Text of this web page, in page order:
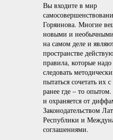
Вы входите в мир
Горяинова. Многие
новыми и
на самом деле и
пространстве
правила, которые
следовать
пытаться сочетать их
ранее где – то
и охраняется от
Законодательством
Республики и
соглашениями.